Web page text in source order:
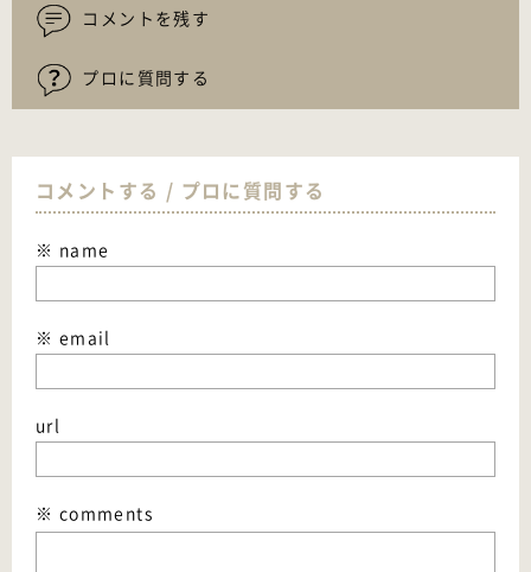
コメントを残す
プロに質問する
コメントする / プロに質問する
※ name
※ email
url
※ comments